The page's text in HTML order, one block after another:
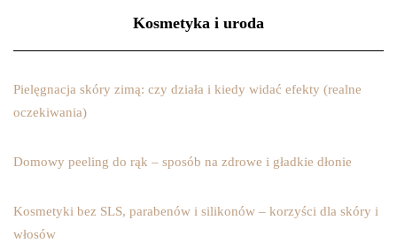
Kosmetyka i uroda
Pielęgnacja skóry zimą: czy działa i kiedy widać efekty (realne
oczekiwania)
Domowy peeling do rąk – sposób na zdrowe i gładkie dłonie
Kosmetyki bez SLS, parabenów i silikonów – korzyści dla skóry i
włosów